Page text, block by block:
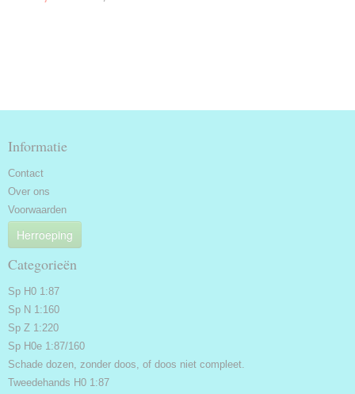
Informatie
Contact
Over ons
Voorwaarden
Herroeping
Categorieën
Sp H0 1:87
Sp N 1:160
Sp Z 1:220
Sp H0e 1:87/160
Schade dozen, zonder doos, of doos niet compleet.
Tweedehands H0 1:87